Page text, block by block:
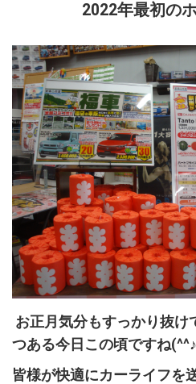
2022年最初の
お正月気分もすっかり抜け
つある今日この頃ですね(^^♪
皆様が快適にカーライフを